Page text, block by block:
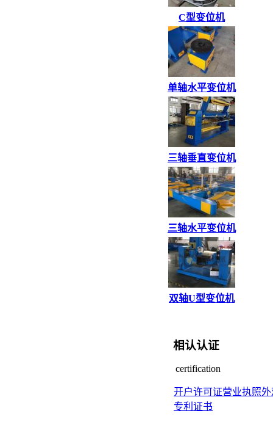
C型变位机
单轴水平变位机
三轴垂直变位机
三轴水平变位机
双轴U型变位机
相认认证
certification
开户许可证营业执照外
专利证书